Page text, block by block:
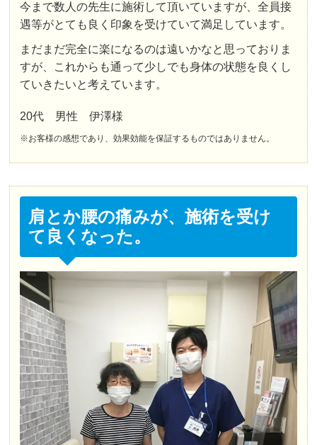
腰痛の治療をきっかけとして通院し始めました。
骨盤矯正とEMSの処方を受けております。
腰痛はお陰様で改善傾向です。
院内は明るい雰囲気で挨拶がハキハキされてます
ね。リラックスできるのでいい感じです。
今まで数人の先生に施術して頂いていますが、全員接
遇等がとても良く印象を受けていて満足しています。
まだまだ完全に楽になるのは遠いかなと思っておりま
すが、これからも通って少しでも身体の状態を良くし
ていきたいと考えています。
20代 男性 伊澤様
※お客様の感想であり、効果効能を保証するものではありません。
肩とか腰の痛みが、施術を受け
て良くなった。